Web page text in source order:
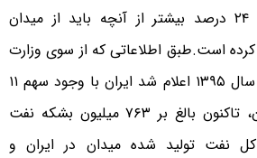
اعلام کرد ایران تاکنون ۲۴ درصد بیشتر از آنچه باید از میدان
است.طبق اطلاعاتی که از سوی وزارت
نفت در اواخر خردادماه سال ۱۳۹۵ اعلام شد ایران با وجود سهم ١١
درصدی از میدان فروزان، تاکنون بالغ بر ٧۶٣ میلیون بشکه نفت
از کل نفت تولید شده میدان در ایران و